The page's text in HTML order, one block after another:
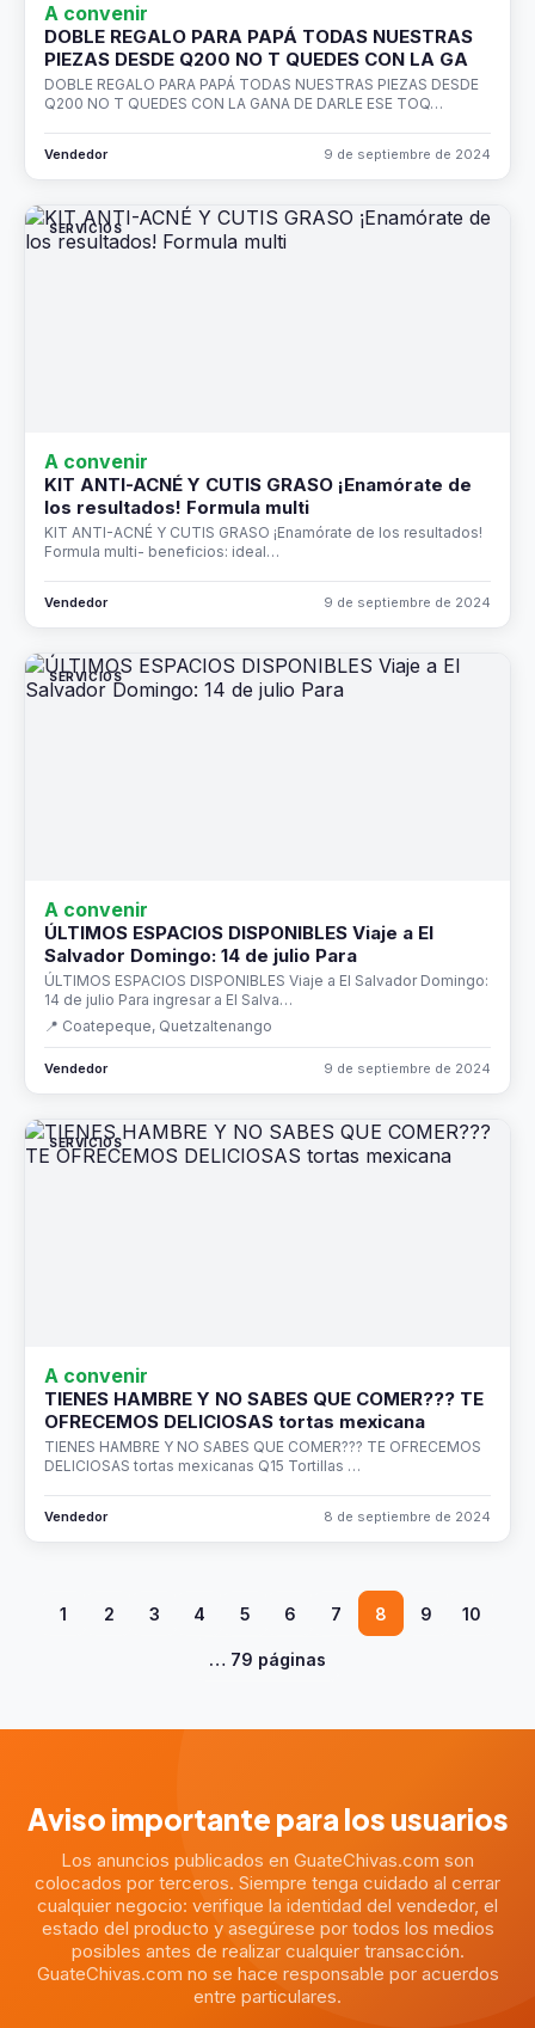
A convenir
DOBLE REGALO PARA PAPÁ TODAS NUESTRAS
PIEZAS DESDE Q200 NO T QUEDES CON LA GA
DOBLE REGALO PARA PAPÁ TODAS NUESTRAS PIEZAS DESDE
Q200 NO T QUEDES CON LA GANA DE DARLE ESE TOQ…
Vendedor 9 de septiembre de 2024
SERVICIOS
A convenir
KIT ANTI-ACNÉ Y CUTIS GRASO ¡Enamórate de
los resultados! Formula multi
KIT ANTI-ACNÉ Y CUTIS GRASO ¡Enamórate de los resultados!
Formula multi- beneficios: ideal…
Vendedor 9 de septiembre de 2024
SERVICIOS
A convenir
ÚLTIMOS ESPACIOS DISPONIBLES Viaje a El
Salvador Domingo: 14 de julio Para
ÚLTIMOS ESPACIOS DISPONIBLES Viaje a El Salvador Domingo:
14 de julio Para ingresar a El Salva…
📍 Coatepeque, Quetzaltenango
Vendedor 9 de septiembre de 2024
SERVICIOS
A convenir
TIENES HAMBRE Y NO SABES QUE COMER??? TE
OFRECEMOS DELICIOSAS tortas mexicana
TIENES HAMBRE Y NO SABES QUE COMER??? TE OFRECEMOS
DELICIOSAS tortas mexicanas Q15 Tortillas …
Vendedor 8 de septiembre de 2024
1 2 3 4 5 6 7 8 9 10
… 79 páginas
Aviso importante para los usuarios
Los anuncios publicados en GuateChivas.com son
colocados por terceros. Siempre tenga cuidado al cerrar
cualquier negocio: verifique la identidad del vendedor, el
estado del producto y asegúrese por todos los medios
posibles antes de realizar cualquier transacción.
GuateChivas.com no se hace responsable por acuerdos
entre particulares.